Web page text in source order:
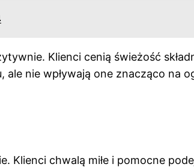
Klienci cenią świeżość
nie wpływają one znacząco na
Klienci chwalą miłe i pomocne